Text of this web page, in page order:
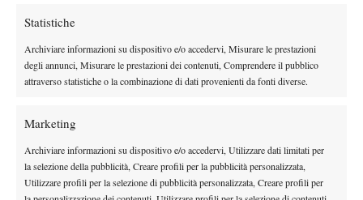
Statistiche
Archiviare informazioni su dispositivo e/o accedervi, Misurare le prestazioni
degli annunci, Misurare le prestazioni dei contenuti, Comprendere il pubblico
attraverso statistiche o la combinazione di dati provenienti da fonti diverse.
Marketing
Archiviare informazioni su dispositivo e/o accedervi, Utilizzare dati limitati per
la selezione della pubblicità, Creare profili per la pubblicità personalizzata,
Utilizzare profili per la selezione di pubblicità personalizzata, Creare profili per
per gli azzurri. Nel circuito future infatti dobbiamo accontentarci
della finale raggiunta daAndrea Stoppini nel future Italy F2 e
delle semifinali di Vanni nello stesso torneo, di Giorgini e
Portaluri in Spain F8 e di Grassi in Portugal F3
dove gli italiani saranno sicuramente presenti in massa e forse, a
forza di derby, riusciremo a portarne qualcuno di più alle fasi
finali.